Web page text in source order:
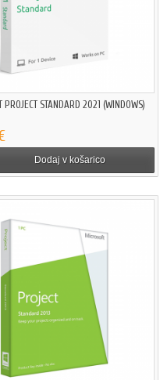
PROJECT STANDARD 2021 (WINDOWS)
Dodaj v košarico